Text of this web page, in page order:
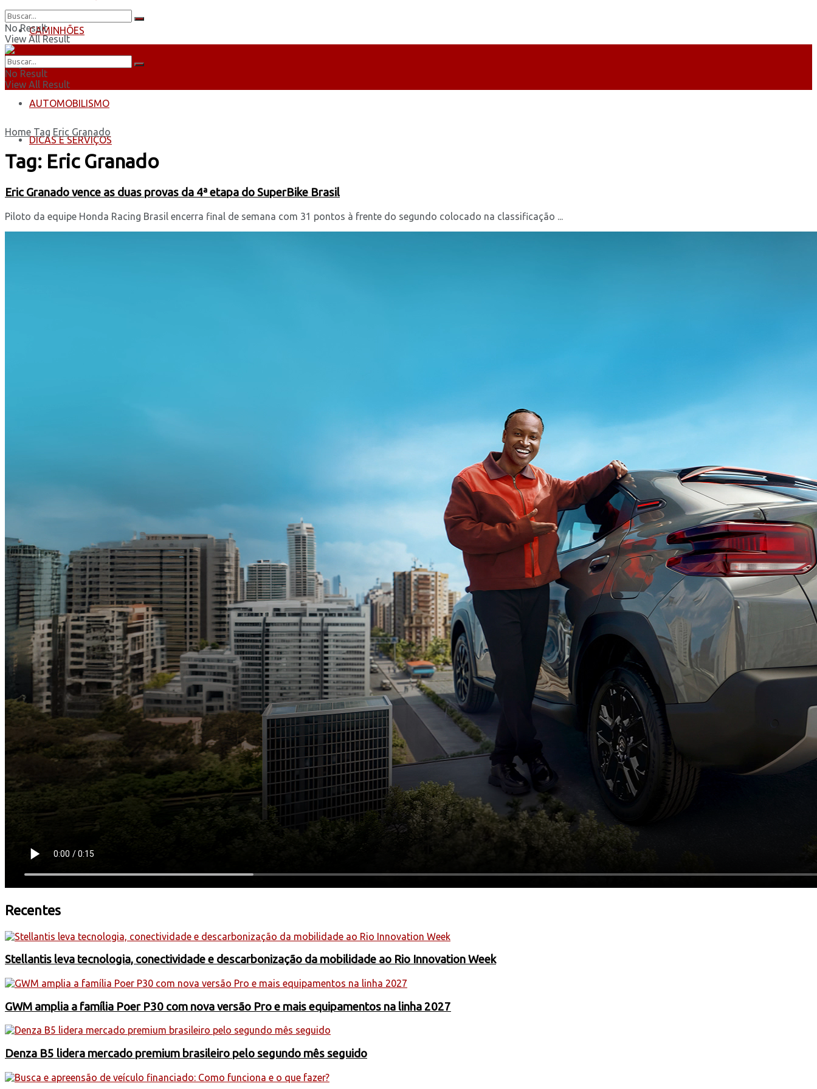
CAMINHÕES
ÔNIBUS
AUTOMOBILISMO
DICAS E SERVIÇOS
No Result
View All Result
No Result
View All Result
Home Tag Eric Granado
Tag: Eric Granado
Eric Granado vence as duas provas da 4ª etapa do SuperBike Brasil
Piloto da equipe Honda Racing Brasil encerra final de semana com 31 pontos à frente do segundo colocado na classificação ...
Recentes
Stellantis leva tecnologia, conectividade e descarbonização da mobilidade ao Rio Innovation Week
GWM amplia a família Poer P30 com nova versão Pro e mais equipamentos na linha 2027
Denza B5 lidera mercado premium brasileiro pelo segundo mês seguido